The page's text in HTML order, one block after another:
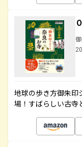
地球の歩き方御朱印
場！すばらしい古寺